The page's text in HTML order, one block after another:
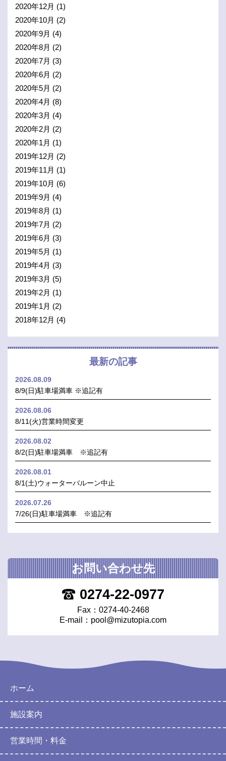
2020年12月 (1)
2020年10月 (2)
2020年9月 (4)
2020年8月 (2)
2020年7月 (3)
2020年6月 (2)
2020年5月 (2)
2020年4月 (8)
2020年3月 (4)
2020年2月 (2)
2020年1月 (1)
2019年12月 (2)
2019年11月 (1)
2019年10月 (6)
2019年9月 (4)
2019年8月 (1)
2019年7月 (2)
2019年6月 (3)
2019年5月 (1)
2019年4月 (3)
2019年3月 (5)
2019年2月 (1)
2019年1月 (2)
2018年12月 (4)
最新の記事
2026.08.09
8/9(日)駐車場満車 ※追記有
2026.08.06
8/11(火)営業時間変更
2026.08.02
8/2(日)駐車場満車 ※追記有
2026.08.01
8/1(土)ウォーターバルーン中止
2026.07.26
7/26(日)駐車場満車 ※追記有
お問い合わせ先
0274-22-0977
Fax：0274-40-2468
E-mail： pool@mizutopia.com
ホーム
施設案内
営業時間・料金